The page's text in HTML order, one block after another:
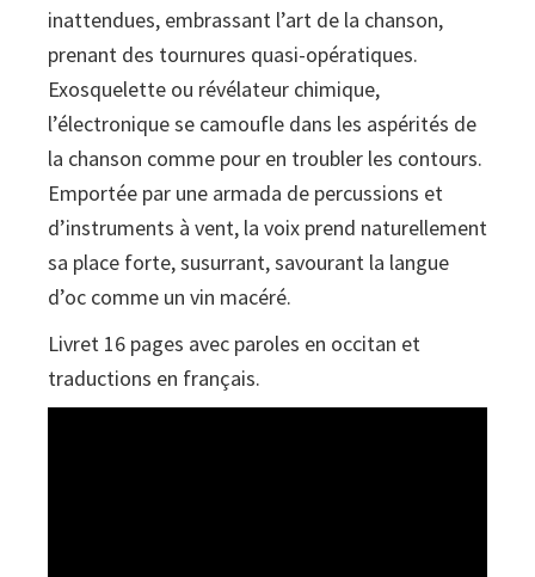
inattendues, embrassant l’art de la chanson,
prenant des tournures quasi-opératiques.
Exosquelette ou révélateur chimique,
l’électronique se camoufle dans les aspérités de
la chanson comme pour en troubler les contours.
Emportée par une armada de percussions et
d’instruments à vent, la voix prend naturellement
sa place forte, susurrant, savourant la langue
d’oc comme un vin macéré.
Livret 16 pages avec paroles en occitan et
traductions en français.